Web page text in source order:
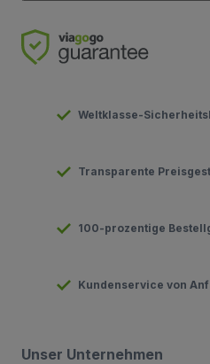
Weltklasse-
Transparente
100-prozentige
Kundenservice von
Unser Unternehmen